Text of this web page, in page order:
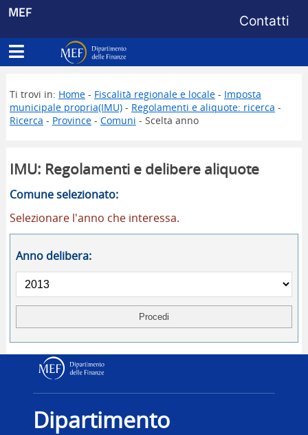
MEF Menu di
Contatti
Apri menu principale
Dipartimento delle Finanze
Ti trovi in: Home- Fiscalità regionale e locale- Imposta
municipale propria(IMU)- Regolamenti e aliquote: ricerca -
Ricerca - Province- Comuni - Scelta anno
IMU: Regolamenti e delibere aliquote
Comune selezionato:
Selezionare l'anno che interessa.
Anno delibera:
Dipartimento delle
Dipartimento